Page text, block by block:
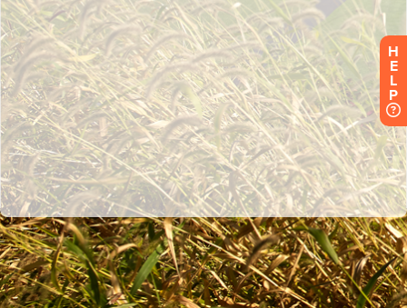
H
E
L
P